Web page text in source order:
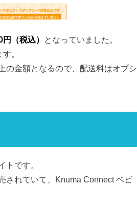
（税込）
となっていました。
。
の金額となるので、配送料はオプシ
です。
されていて、Knuma Connect ベビ